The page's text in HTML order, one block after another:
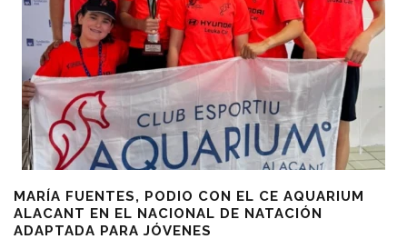
MARÍA FUENTES, PODIO CON EL CE AQUARIUM
ALACANT EN EL NACIONAL DE NATACIÓN
ADAPTADA PARA JÓVENES